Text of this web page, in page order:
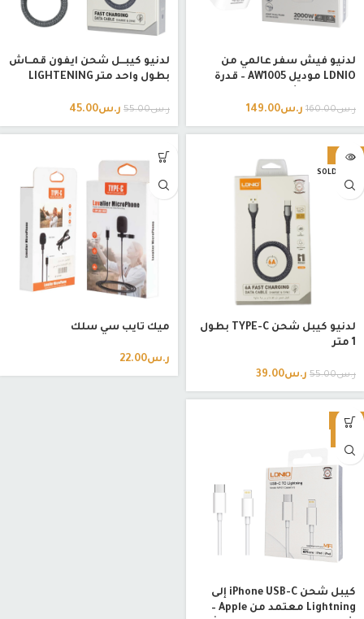
لدنيو فيش سفر عالمي من
LDNIO موديل AW1005 – قدرة
ر.س160.00 ر.س149.00
لدنيو كيبـــل شحن ايفون قمــاش
بطول واحد متر LIGHTENING
ر.س55.00 ر.س45.00
-29%
SOLD OUT
لدنيو كيبل شحن TYPE-C بطول
1 متر
ر.س55.00 ر.س39.00
ميك تايب سي سلك
ر.س22.00
-16%
كيبل شحن iPhone USB-C إلى
Lightning معتمد من Apple –